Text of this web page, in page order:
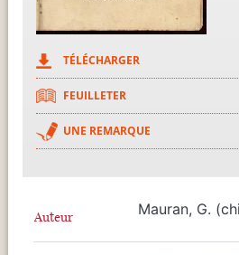
TÉLÉCHARGER
FEUILLETER
UNE REMARQUE
Auteur Mauran, G.